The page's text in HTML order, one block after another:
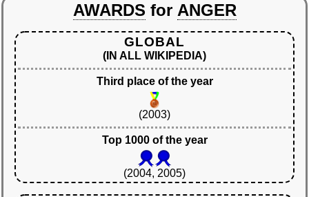
AWARDS for ANGER
GLOBAL
(IN ALL WIKIPEDIA)
Third place of the year
(2003)
Top 1000 of the year
(2004, 2005)